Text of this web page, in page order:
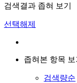
검색결과 좁혀 보기
선택해제
좁혀본 항목 보
검색량순